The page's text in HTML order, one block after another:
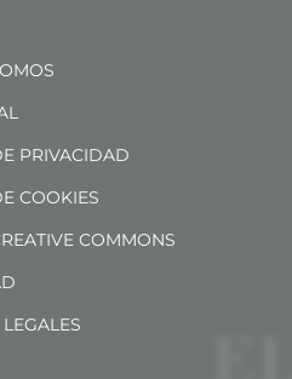
PRIVACIDAD
COOKIES
COMMONS